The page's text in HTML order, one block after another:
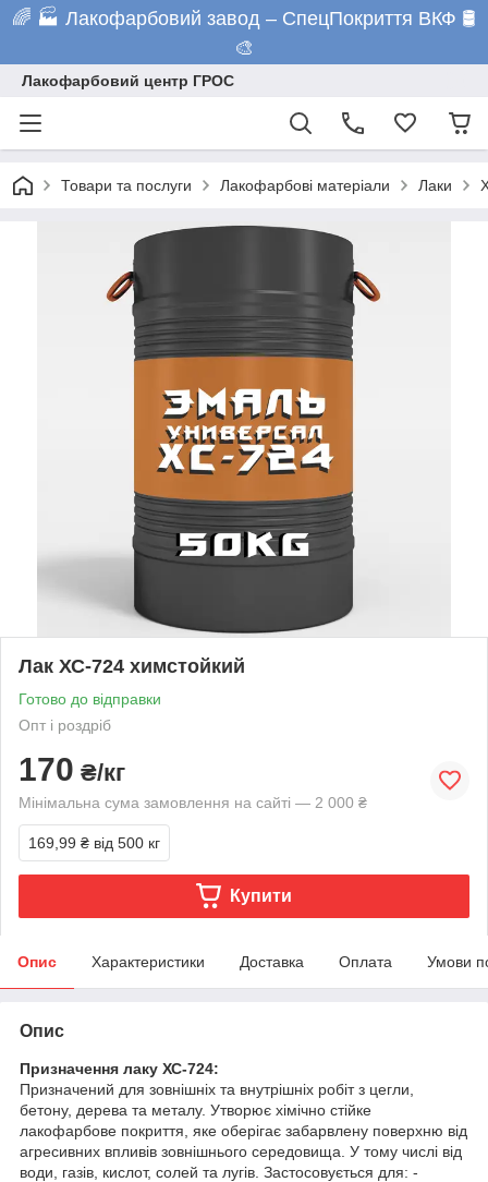
🌈 🏭 Лакофарбовий завод – СпецПокриття ВКФ 🛢️
🎨
Лакофарбовий центр ГРОС
Товари та послуги Лакофарбові матеріали Лаки
Лак ХС-724 химстойкий
Готово до відправки
Опт і роздріб
170 ₴/кг
Мінімальна сума замовлення на сайті — 2 000 ₴
169,99 ₴ від 500 кг
Купити
Опис Характеристики Доставка Оплата Умови
Опис
Призначення лаку ХС-724:
Призначений для зовнішніх та внутрішніх робіт з цегли,
бетону, дерева та металу. Утворює хімічно стійке
лакофарбове покриття, яке оберігає забарвлену поверхню від
агресивних впливів зовнішнього середовища. У тому числі від
води, газів, кислот, солей та лугів. Застосовується для: -